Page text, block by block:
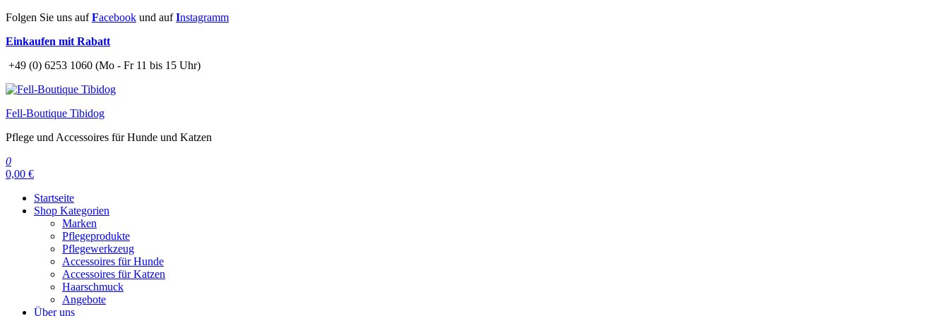
Zum
springen
Folgen Sie uns aufFacebook und aufInstagramm
Einkaufen mit Rabatt
+49 (0) 6253 1060 (Mo - Fr 11 bis 15 Uhr)
Fell-Boutique Tibidog
Pflege und Accessoires für Hunde und Katzen
0
0,00 €
Startseite
Shop Kategorien
Marken
Pflegeprodukte
Pflegewerkzeug
Accessoires für Hunde
Accessoires für Katzen
Haarschmuck
Angebote
Über uns